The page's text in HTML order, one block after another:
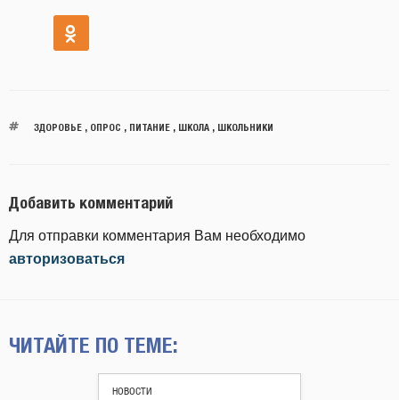
ЗДОРОВЬЕ, ОПРОС , ПИТАНИЕ, ШКОЛА, ШКОЛЬНИКИ
Добавить комментарий
Для отправки комментария Вам необходимо
авторизоваться
ЧИТАЙТЕ ПО ТЕМЕ:
НОВОСТИ